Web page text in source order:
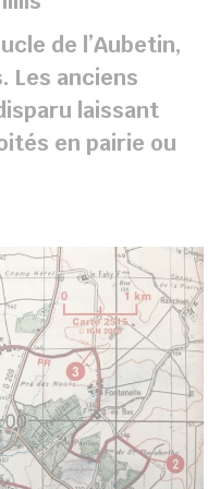
de l’Aubetin,
Les anciens
laissant
en pairie ou